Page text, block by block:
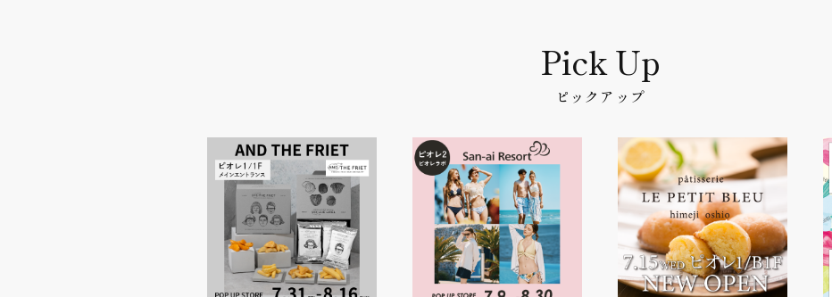
ピックアップ